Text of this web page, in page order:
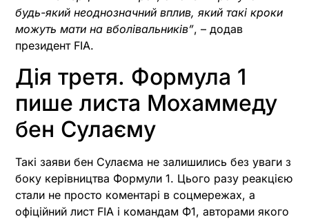
будь-який неоднозначний вплив, який такі кроки
можуть мати на вболівальників”, – додав
президент FIA.
Дія третя. Формула 1
пише листа Мохаммеду
бен Сулаєму
Такі заяви бен Сулаєма не залишились без уваги з
боку керівництва Формули 1. Цього разу реакцією
стали не просто коментарі в соцмережах, а
офіційний лист FIA і командам Ф1, авторами якого